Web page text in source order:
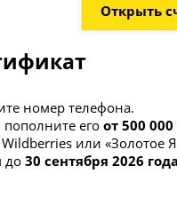
Открыть
номер телефона.
его от 500 000
или «Золотое
до 30 сентября 2026 года